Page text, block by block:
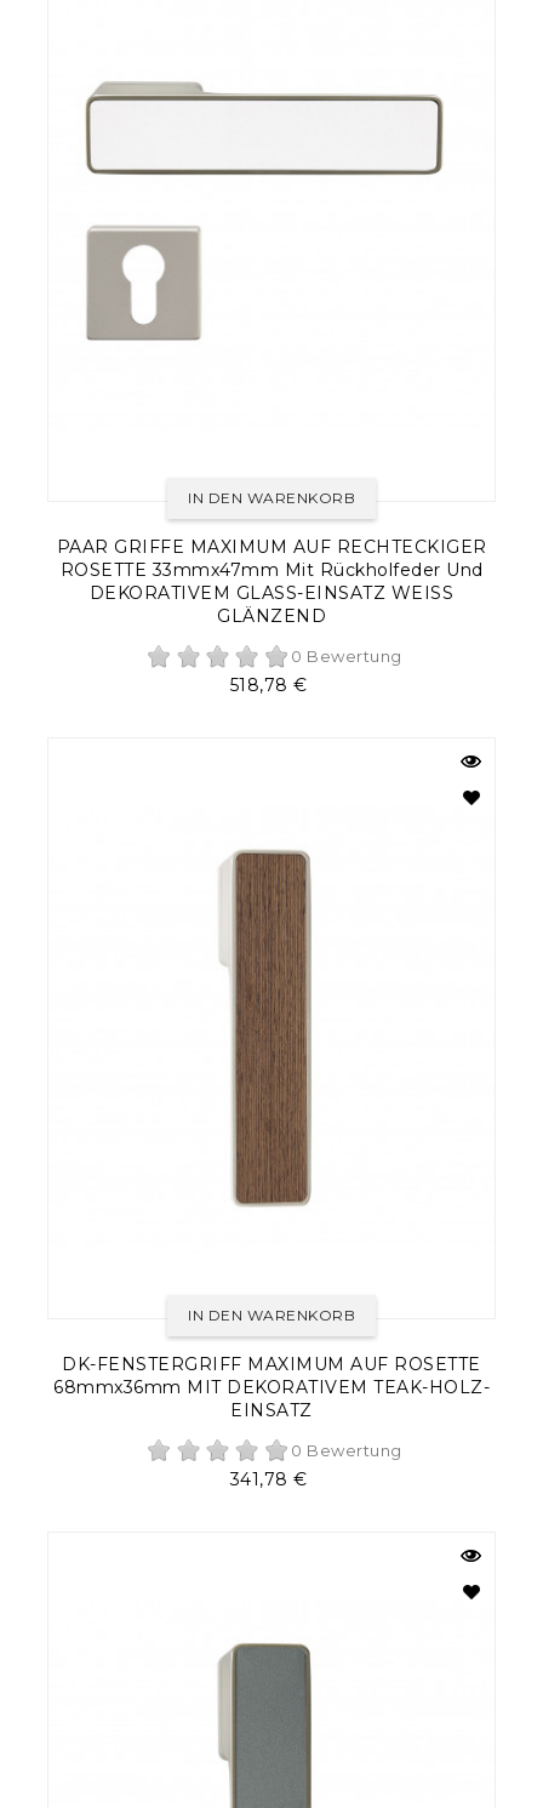
PAAR GRIFFE MAXIMUM AUF RECHTECKIGER
ROSETTE 33mmx47mm Mit Rückholfeder Und
DEKORATIVEM GLASS-EINSATZ WEISS
GLÄNZEND
0 Bewertung
Preis
518,78 €
IN DEN WARENKORB
DK-FENSTERGRIFF MAXIMUM AUF ROSETTE
68mmx36mm MIT DEKORATIVEM TEAK-HOLZ-
EINSATZ
0 Bewertung
Preis
341,78 €
IN DEN WARENKORB